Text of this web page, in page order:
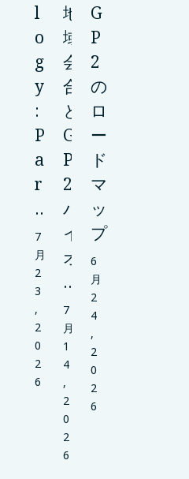
l
o
g
y
:
P
a
r
…
7
月
2
3
,
2
0
2
6
地
域
会
合
と
G
P
2
バ
イ
オ
…
7
月
1
4
,
2
0
2
6
G
P
2
の
ロ
ー
ド
マ
ッ
プ
6
月
2
4
,
2
0
2
6